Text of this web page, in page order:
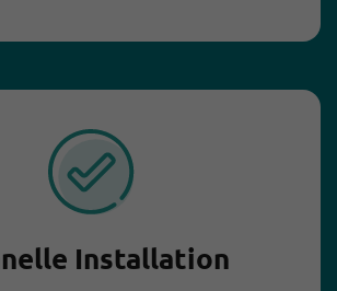
Installation